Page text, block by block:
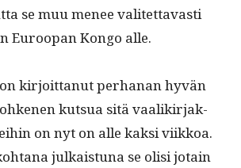
se muu menee valitet­tavasti
Euroopan Kon­go alle.
on kir­joit­tanut per­hanan hyvän
kut­sua sitä vaa­likir­jak­
on nyt on alle kak­si viikkoa.
julka­istu­na se olisi jotain